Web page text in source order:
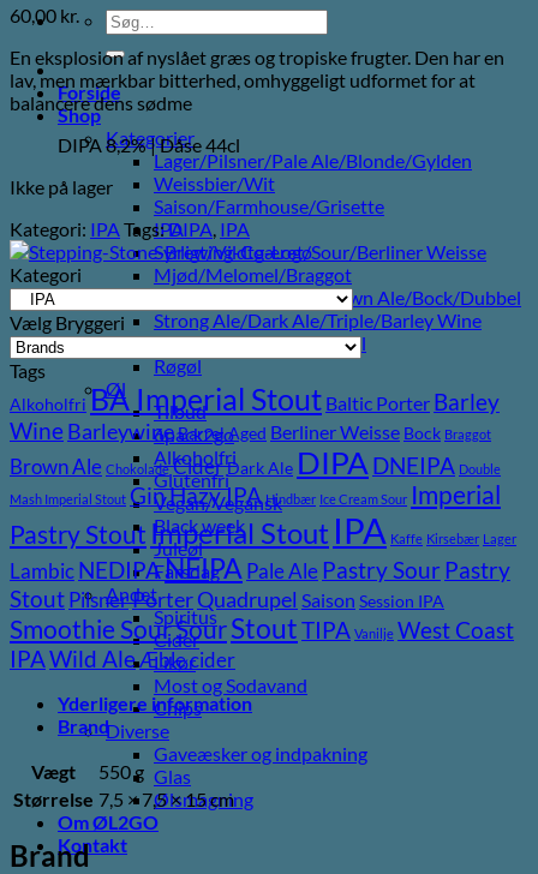
Søg
efter:
Forside
Shop
Kategorier
Lager/Pilsner/Pale Ale/Blonde/Gylden
Weissbier/Wit
Saison/Farmhouse/Grisette
IPA
Syrligt/Vildtgæret/Sour/Berliner Weisse
Mjød/Melomel/Braggot
Red Ale/Amber Ale/Brown Ale/Bock/Dubbel
Strong Ale/Dark Ale/Triple/Barley Wine
Porter/Stouts/Quadrupel
Røgøl
Øl
Tilbud
6pack2go
Alkoholfri
Glutenfri
Vegan/Vegansk
Black week
Juleøl
Farsdag
Andet
Spiritus
Cider
Likør
Most og Sodavand
Chips
Diverse
Gaveæsker og indpakning
Glas
Ølsmagning
Om ØL2GO
Kontakt
60,00 kr.
En eksplosion af nyslået græs og tropiske frugter. Den har en
lav, men mærkbar bitterhed, omhyggeligt udformet for at
balancere dens sødme
DIPA 8,2% | Dåse 44cl
Ikke på lager
Kategori: IPA Tags:DIPA, IPA
Kategori
Vælg Bryggeri
Tags
Alkoholfri BA Imperial Stout Baltic Porter Barley
Wine BarleywineBarrel Aged Berliner Weisse Bock Braggot
Brown Ale Chokolade CiderDark Ale DIPA DNEIPA Double
Mash Imperial Stout GinHazy IPA Hindbær Ice Cream Sour Imperial
Pastry Stout Imperial Stout IPA Kaffe Kirsebær Lager
LambicNEDIPANEIPA Pale Ale Pastry Sour Pastry
StoutPilsnerPorterQuadrupel Saison Session IPA
Smoothie SourSourStoutTIPA Vanilje West Coast
IPAWild AleÆble cider
Yderligere information
Brand
Vægt
550 g
Størrelse 7,5 × 7,5 × 15 cm
Brand